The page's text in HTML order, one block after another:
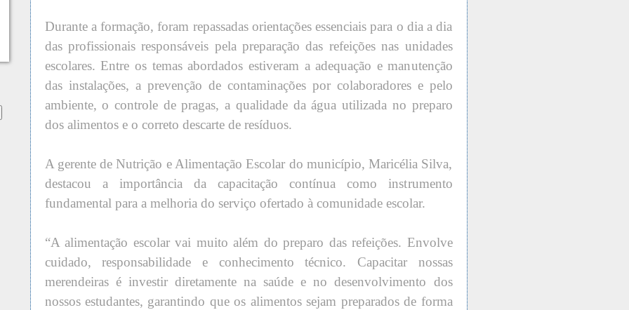
Durante a formação, foram repassadas orientações essenciais para o dia a dia
das profissionais responsáveis pela preparação das refeições nas unidades
escolares. Entre os temas abordados estiveram a adequação e manutenção
das instalações, a prevenção de contaminações por colaboradores e pelo
ambiente, o controle de pragas, a qualidade da água utilizada no preparo
dos alimentos e o correto descarte de resíduos.
A gerente de Nutrição e Alimentação Escolar do município, Maricélia Silva,
destacou a importância da capacitação contínua como instrumento
fundamental para a melhoria do serviço ofertado à comunidade escolar.
“A alimentação escolar vai muito além do preparo das refeições. Envolve
cuidado, responsabilidade e conhecimento técnico. Capacitar nossas
merendeiras é investir diretamente na saúde e no desenvolvimento dos
nossos estudantes, garantindo que os alimentos sejam preparados de forma